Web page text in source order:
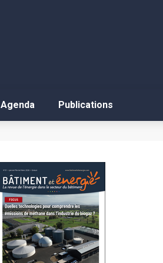
Agenda Publications